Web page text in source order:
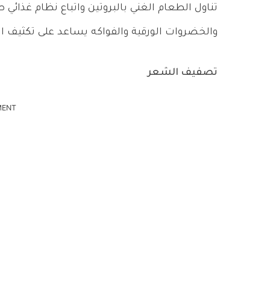
تناول الطعام الغني بالبروتين واتباع نظام
والخضروات الورقية والفواكه يساعد على تكثيف
تصفيف الشعر